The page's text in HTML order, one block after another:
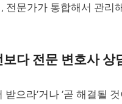
전문가가 통합해서 관리
다 전문 변호사 상
받으라’거나 ‘곧 해결될